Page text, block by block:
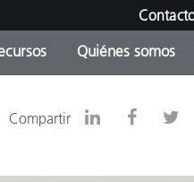
Quiénes somos
Compartir